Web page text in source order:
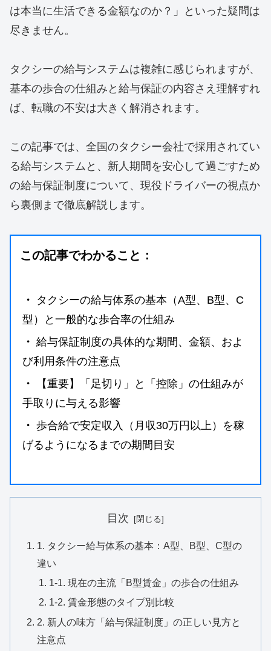
は本当に生活できる金額なのか？」といった疑問は
尽きません。
タクシーの給与システムは複雑に感じられますが、
基本の歩合の仕組みと給与保証の内容さえ理解すれ
ば、転職の不安は大きく解消されます。
この記事では、全国のタクシー会社で採用されてい
る給与システムと、新人期間を安心して過ごすため
の給与保証制度について、現役ドライバーの視点か
ら裏側まで徹底解説します。
この記事でわかること：
・
タクシーの給与体系の基本（A型、B型、C
型）と一般的な歩合率の仕組み
・ 給与保証制度の具体的な期間、金額、およ
び利用条件の注意点
・
【重要】「足切り」と「控除」の仕組みが
手取りに与える影響
・ 歩合給で安定収入（月収30万円以上）を稼
げるようになるまでの期間目安
目次
1. タクシー給与体系の基本：A型、B型、C型の
違い
1-1. 現在の主流「B型賃金」の歩合の仕組み
1-2. 賃金形態のタイプ別比較
2. 新人の味方「給与保証制度」の正しい見方と
注意点